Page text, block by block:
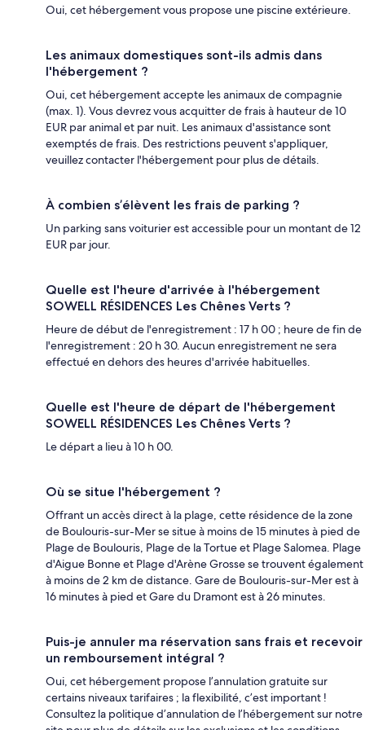
Oui, cet hébergement vous propose une piscine extérieure.
Les animaux domestiques sont-ils admis dans
l'hébergement ?
Oui, cet hébergement accepte les animaux de compagnie
(max. 1). Vous devrez vous acquitter de frais à hauteur de 10
EUR par animal et par nuit. Les animaux d'assistance sont
exemptés de frais. Des restrictions peuvent s'appliquer,
veuillez contacter l'hébergement pour plus de détails.
À combien s’élèvent les frais de parking ?
Un parking sans voiturier est accessible pour un montant de 12
EUR par jour.
Quelle est l'heure d'arrivée à l'hébergement
SOWELL RÉSIDENCES Les Chênes Verts ?
Heure de début de l'enregistrement : 17 h 00 ; heure de fin de
l'enregistrement : 20 h 30. Aucun enregistrement ne sera
effectué en dehors des heures d'arrivée habituelles.
Quelle est l'heure de départ de l'hébergement
SOWELL RÉSIDENCES Les Chênes Verts ?
Le départ a lieu à 10 h 00.
Où se situe l'hébergement ?
Offrant un accès direct à la plage, cette résidence de la zone
de Boulouris-sur-Mer se situe à moins de 15 minutes à pied de
Plage de Boulouris, Plage de la Tortue et Plage Salomea. Plage
d'Aigue Bonne et Plage d'Arène Grosse se trouvent également
à moins de 2 km de distance. Gare de Boulouris-sur-Mer est à
16 minutes à pied et Gare du Dramont est à 26 minutes.
Puis-je annuler ma réservation sans frais et recevoir
un remboursement intégral ?
Oui, cet hébergement propose l’annulation gratuite sur
certains niveaux tarifaires ; la flexibilité, c’est important !
Consultez la politique d’annulation de l’hébergement sur notre